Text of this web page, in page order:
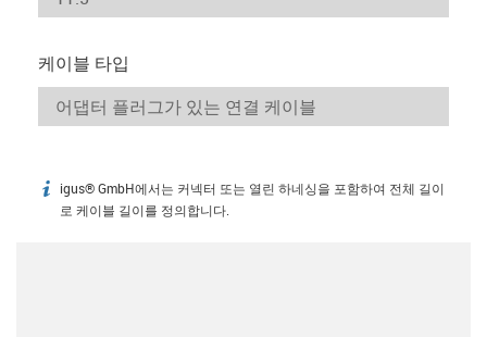
케이블 타입
igus-icon-info
igus® GmbH에서는 커넥터 또는 열린 하네싱을 포함하여 전체 길이
로 케이블 길이를 정의합니다.